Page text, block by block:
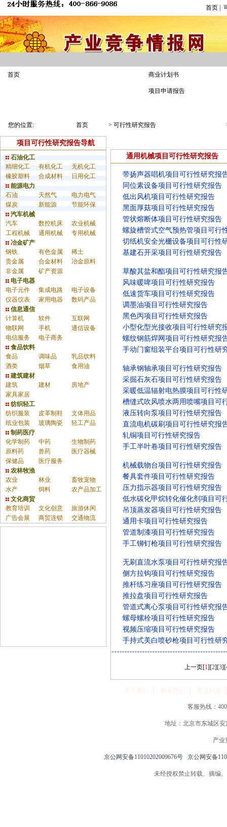
首页
首页 商业计划书
项目申请报告
您的位置: 首页 > 可行性研究报告
项目可行性研究报告导航
石油化工
精细化工
有机化工
无机化工
橡胶塑料
合成材料
日用化工
能源电力
石油
天然气
电力电气
煤炭
新能源
节能环保
汽车机械
汽车
数控机床
农业机械
工程机械
通用机械
专用机械
冶金矿产
钢铁
有色金属
稀土
贵金属
合金材料
冶金原料
非金属
矿产资源
电子电器
电子元件
集成电路
电子设备
仪器仪表
家用电器
数码产品
信息通信
计算机
软件
互联网
物联网
手机
通信设备
电信服务
电子商务
食品饮料
食品
调味品
乳品饮料
酒类
烟草
食用油
建筑建材
建筑
建材
房地产
家具家居
纺织轻工
纺织服装
皮革制鞋
文体用品
纸业包装
玻璃陶瓷
轻工产品
制药医疗
化学制药
中药
生物制药
原料药
兽药
医疗器械
保健品
医疗服务
农林牧渔
农业
林业
畜牧宠物
水产
饲料
农产品加工
文化商贸
教育培训
文化创意
旅游休闲
广告会展
商贸连锁 交通物流
通用机械项目可行性研究报告
带扬声器唱机项目可行性研究报
同位素设备项目可行性研究报告
低出风机项目可行性研究报告
黑面厚菇项目可行性研究报告
管状熔断体项目可行性研究报告
螺旋槽管式空气预热管项目可行
切纸机安全光栅设备项目可行性
基建石开采项目可行性研究报告
草酸其盐和酯项目可行性研究报
风味暖啤项目可行性研究报告
低速货车项目可行性研究报告
调墨油项目可行性研究报告
黑色丙项目可行性研究报告
小型化型光接收项目可行性研究
螺纹钢筋焊网项目可行性研究报
手动门窗组装平台项目可行性研
轴承钢轴承项目可行性研究报告
采掘石灰石项目可行性研究报告
采暖低温辐射电热膜项目可行性
槽缝式吹风喷水两用喷嘴项目可
液压转向泵项目可行性研究报告
直流电机碳刷项目可行性研究报
轧铜项目可行性研究报告
手工半叶卷项目可行性研究报告
机械载物台项目可行性研究报告
餐具套件项目可行性研究报告
压力指示器项目可行性研究报告
低水碳化甲烷转化催化剂项目可
吊顶蒸发器项目可行性研究报告
通用卡项目可行性研究报告
管道制漆项目可行性研究报告
手工铆钉枪项目可行性研究报告
无刷直流水泵项目可行性研究报
侧方拉钩项目可行性研究报告
推杆练习座项目可行性研究报告
推拉盘项目可行性研究报告
管道式离心泵项目可行性研究报
螺母螺栓项目可行性研究报告
视频压缩项目可行性研究报告
手持式美白喷砂枪项目可行性研
上一页[1][2][3][
客服热线：
地址：北京市东城区
产业
京公网安备11010202009676号 京公网安备
未经授权禁止转载、摘编